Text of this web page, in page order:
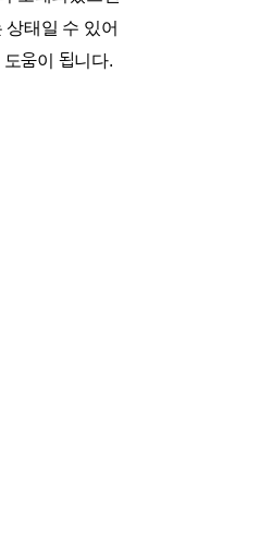
상태일 수 있어
움이 됩니다.